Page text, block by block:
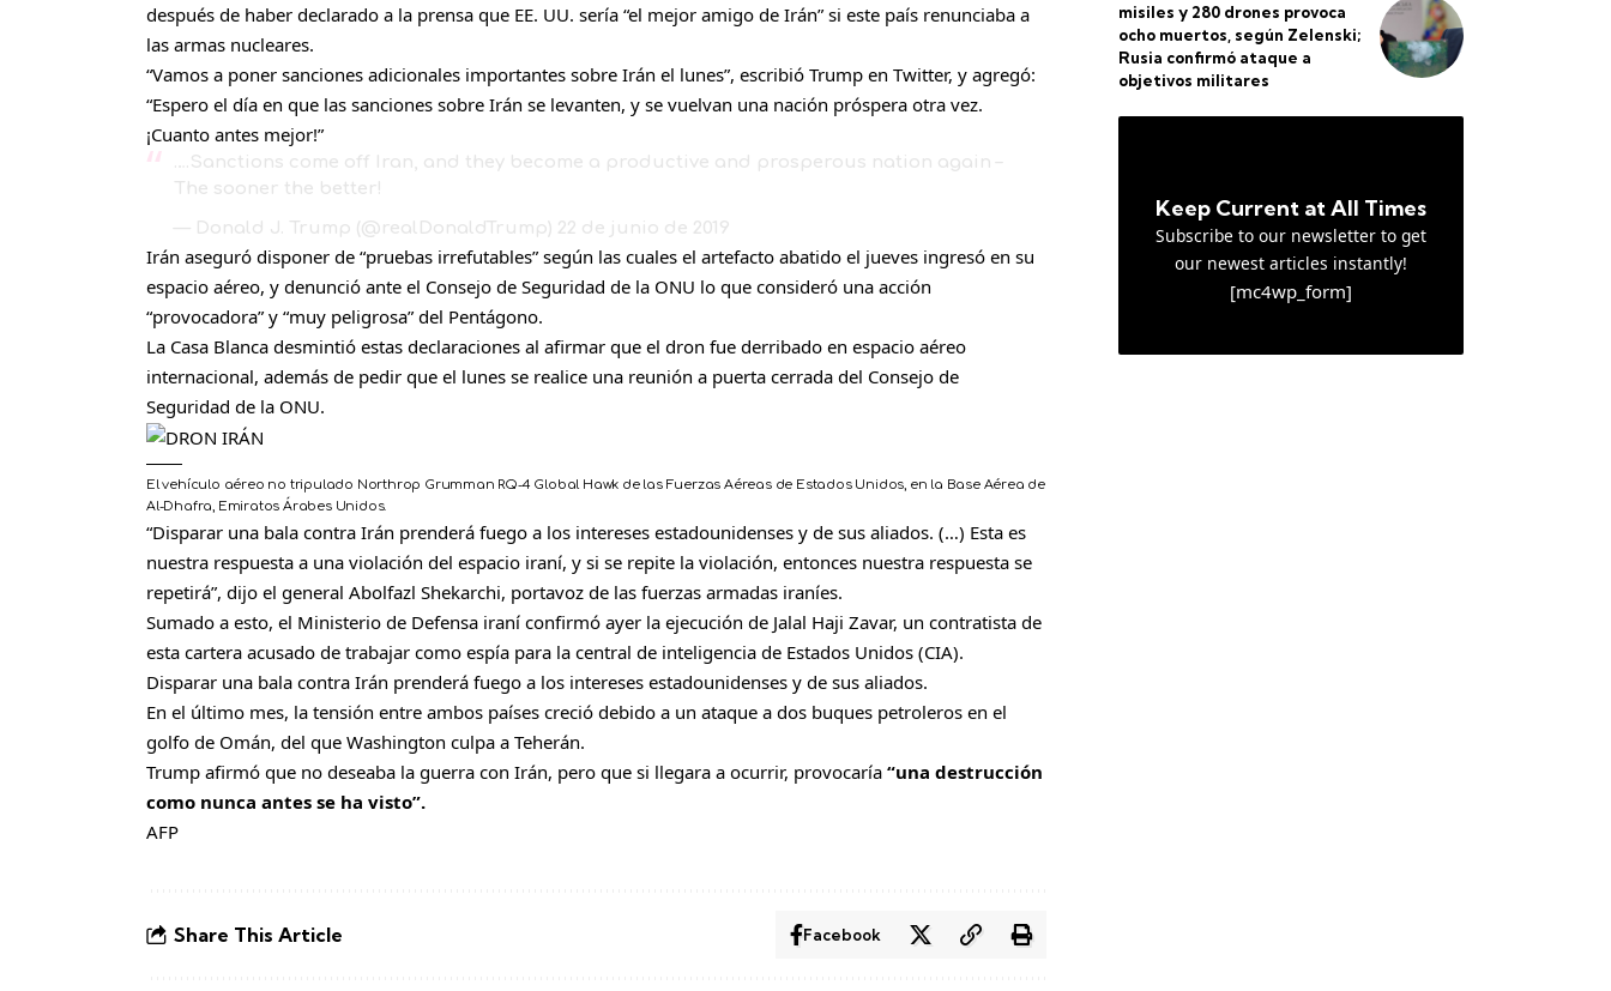
después de haber declarado a la prensa que EE. UU. sería “el mejor amigo de Irán” si este país renunciaba a
las armas nucleares.
“Vamos a poner sanciones adicionales importantes sobre Irán el lunes”, escribió Trump en Twitter, y agregó:
“Espero el día en que las sanciones sobre Irán se levanten, y se vuelvan una nación próspera otra vez.
¡Cuanto antes mejor!”
….Sanctions come off Iran, and they become a productive and prosperous nation again –
The sooner the better!
— Donald J. Trump (@realDonaldTrump) 22 de junio de 2019
Irán aseguró disponer de “pruebas irrefutables” según las cuales el artefacto abatido el jueves ingresó en su
espacio aéreo, y denunció ante el Consejo de Seguridad de la ONU lo que consideró una acción
“provocadora” y “muy peligrosa” del Pentágono.
La Casa Blanca desmintió estas declaraciones al afirmar que el dron fue derribado en espacio aéreo
internacional, además de pedir que el lunes se realice una reunión a puerta cerrada del Consejo de
Seguridad de la ONU.
El vehículo aéreo no tripulado Northrop Grumman RQ-4 Global Hawk de las Fuerzas Aéreas de Estados Unidos, en la Base Aérea de
Al-Dhafra, Emiratos Árabes Unidos.
“Disparar una bala contra Irán prenderá fuego a los intereses estadounidenses y de sus aliados. (…) Esta es
nuestra respuesta a una violación del espacio iraní, y si se repite la violación, entonces nuestra respuesta se
repetirá”, dijo el general Abolfazl Shekarchi, portavoz de las fuerzas armadas iraníes.
Sumado a esto, el Ministerio de Defensa iraní confirmó ayer la ejecución de Jalal Haji Zavar, un contratista de
esta cartera acusado de trabajar como espía para la central de inteligencia de Estados Unidos (CIA).
Disparar una bala contra Irán prenderá fuego a los intereses estadounidenses y de sus aliados.
En el último mes, la tensión entre ambos países creció debido a un ataque a dos buques petroleros en el
golfo de Omán, del que Washington culpa a Teherán.
Trump afirmó que no deseaba la guerra con Irán, pero que si llegara a ocurrir, provocaría “una destrucción
como nunca antes se ha visto”.
AFP
Share This Article Facebook
misiles y 280 drones provoca
ocho muertos, según Zelenski;
Rusia confirmó ataque a
objetivos militares
Keep Current at All Times
Subscribe to our newsletter to get
our newest articles instantly!
[mc4wp_form]